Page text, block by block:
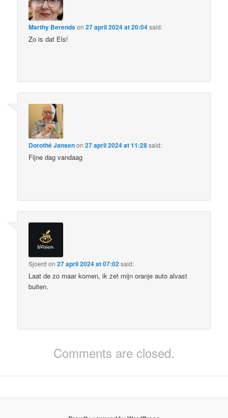
Marthy Berendson27 april 2024 at 20:04said:
Zo is dat Els!
Dorothé Jansenon27 april 2024 at 11:28said:
Fijne dag vandaag
Sjoerd on27 april 2024 at 07:02said:
Laat de zo maar komen, ik zet mijn oranje auto alvast
buiten.
Comments are closed.